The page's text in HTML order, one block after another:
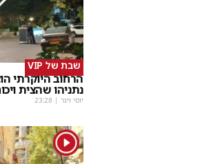
שבת של VIP
הרחוב היוקרתי
נתניהו שהצית
יוסי וינר |
23:28
1